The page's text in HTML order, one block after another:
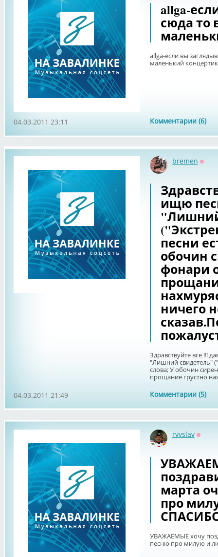
allga-
сюда то
allga-если вы
маленький
Комментарии (6)
04.03.2011 23:11
bremen
ищю
песни
обочин
фонари
ничего
Здравствуйте все !!!
"Лишний свидетель"
слова; У обочин
прощание грустно
Комментарии (5)
04.03.2011 21:49
rvvslav
марта
про
УВАЖАЕМЫЕ хочу
песню про милую и